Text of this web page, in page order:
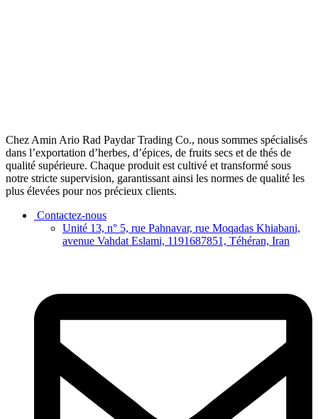
Chez Amin Ario Rad Paydar Trading Co., nous sommes spécialisés
dans l’exportation d’herbes, d’épices, de fruits secs et de thés de
qualité supérieure. Chaque produit est cultivé et transformé sous
notre stricte supervision, garantissant ainsi les normes de qualité les
plus élevées pour nos précieux clients.
Contactez-nous
Unité 13, n° 5, rue Pahnavar, rue Moqadas Khiabani,
avenue Vahdat Eslami, 1191687851, Téhéran, Iran